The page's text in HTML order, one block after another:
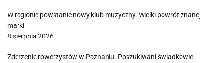
W regionie powstanie nowy klub muzyczny. Wielki powrót znanej
marki
8 sierpnia 2026
Zderzenie rowerzystów w Poznaniu. Poszukiwani świadkowie